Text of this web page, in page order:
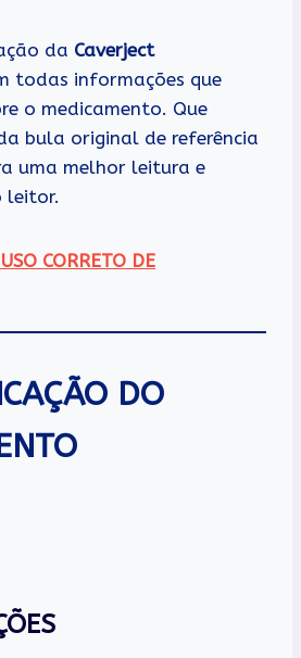
da Caverject
todas informações que
o medicamento. Que
bula original de referência
uma melhor leitura e
leitor.
CORRETO DE
DO